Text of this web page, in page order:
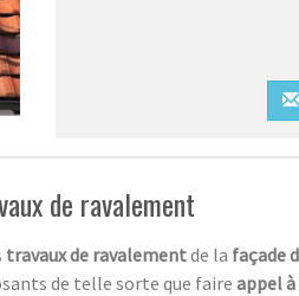
de ravalement
travaux de ravalementde la façade
de telle sorte que faire appel